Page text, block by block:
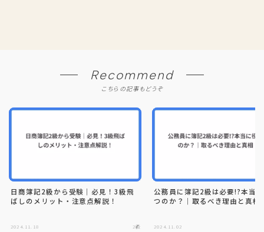
Recommend
こちらの記事もどうぞ
日商簿記2級から受験｜必見！3級飛
ばしのメリット・注意点解説！
2024.11.18 2級
公務員に簿記2級は必要!?本当
つのか？｜取るべき理由と真相
2024.11.02